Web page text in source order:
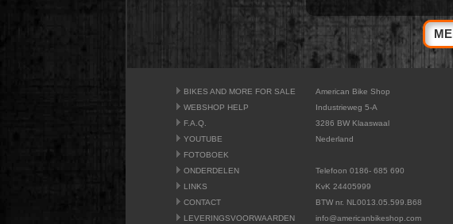
BIKES AND MORE FOR SALE
WEBSHOP HELP
F.A.Q.
YOUTUBE
FOTOBOEK
ONDERDELEN
LINKS
CONTACT
LEVERINGSVOORWAARDEN
American Bike Shop
Industrieweg 5-A
3286 BW Klaaswaal
Nederland
Telefoon 0186- 685 690
KvK 24405999
BTW nr. NL0013.05.599.B68
info@americanbikeshop.com